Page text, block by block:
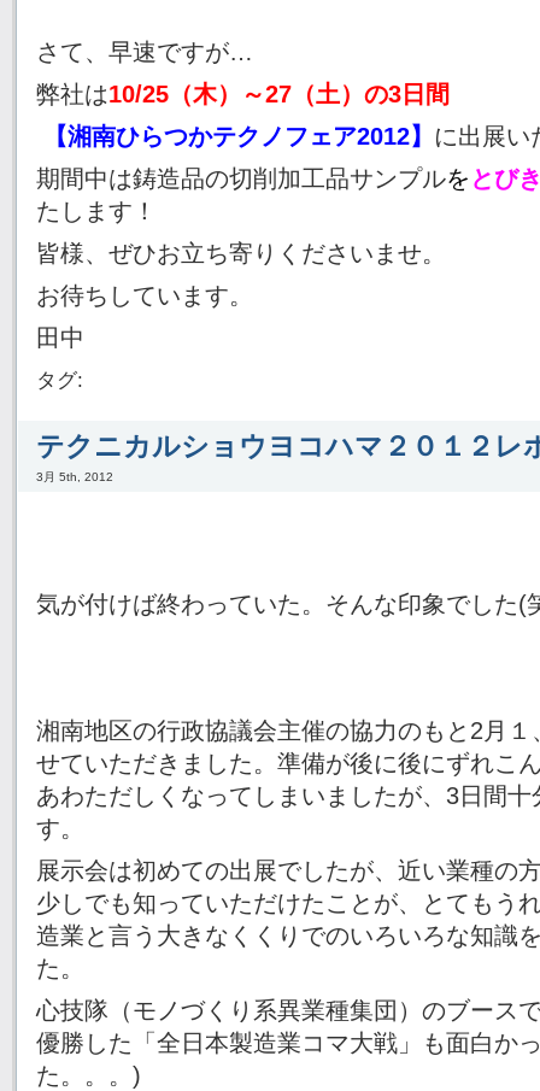
さて、早速ですが…
弊社は10/25（木）～27（土）の3日間
【湘南ひらつかテクノフェア2012】 に出展い
期間中は鋳造品の切削加工品サンプルを とび
たします！
皆様、ぜひお立ち寄りくださいませ。
お待ちしています。
田中
タグ:
テクニカルショウヨコハマ２０１２レ
3月 5th, 2012
気が付けば終わっていた。そんな印象でした(
湘南地区の行政協議会主催の協力のもと2月
せていただきました。準備が後に後にずれこ
あわただしくなってしまいましたが、3日間
す。
展示会は初めての出展でしたが、近い業種の
少しでも知っていただけたことが、とてもう
造業と言う大きなくくりでのいろいろな知識
た。
心技隊（モノづくり系異業種集団）のブース
優勝した「全日本製造業コマ大戦」も面白か
た。。。)